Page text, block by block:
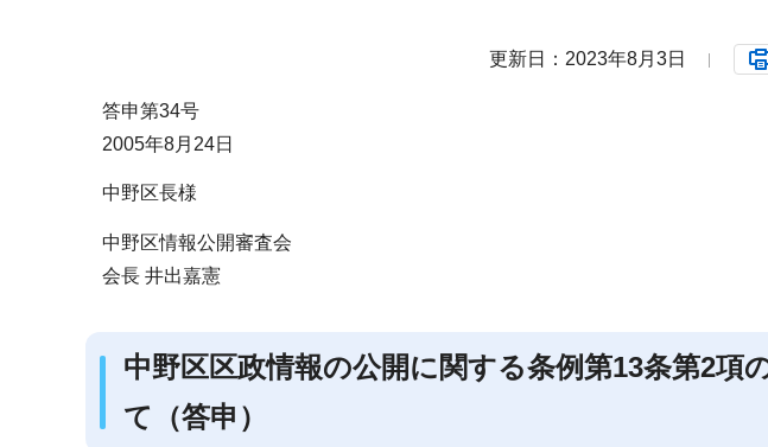
更新日：2023年8月3日
答申第34号
2005年8月24日
中野区長様
中野区情報公開審査会
会長 井出嘉憲
中野区区政情報の公開に関する条例第13条第2項
て（答申）
ナ
ビ
ゲ
シ
ョ
こ